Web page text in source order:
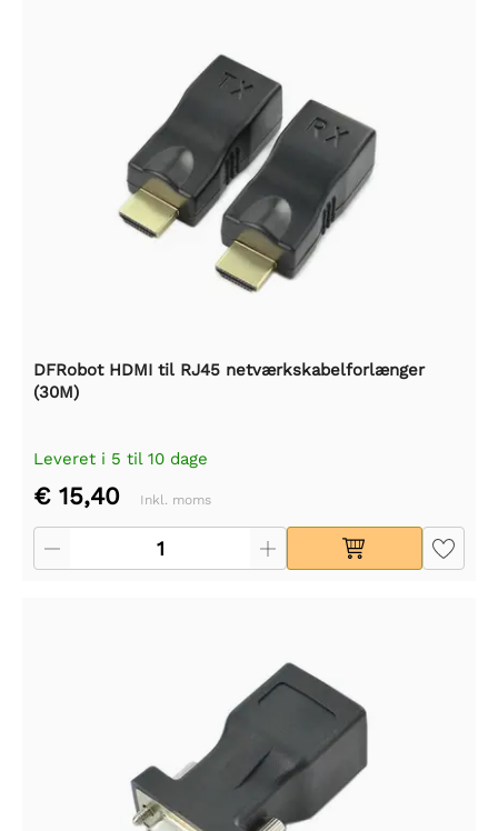
DFRobot HDMI til RJ45 netværkskabelforlænger
(30M)
Leveret i 5 til 10 dage
€ 15,40 Inkl. moms